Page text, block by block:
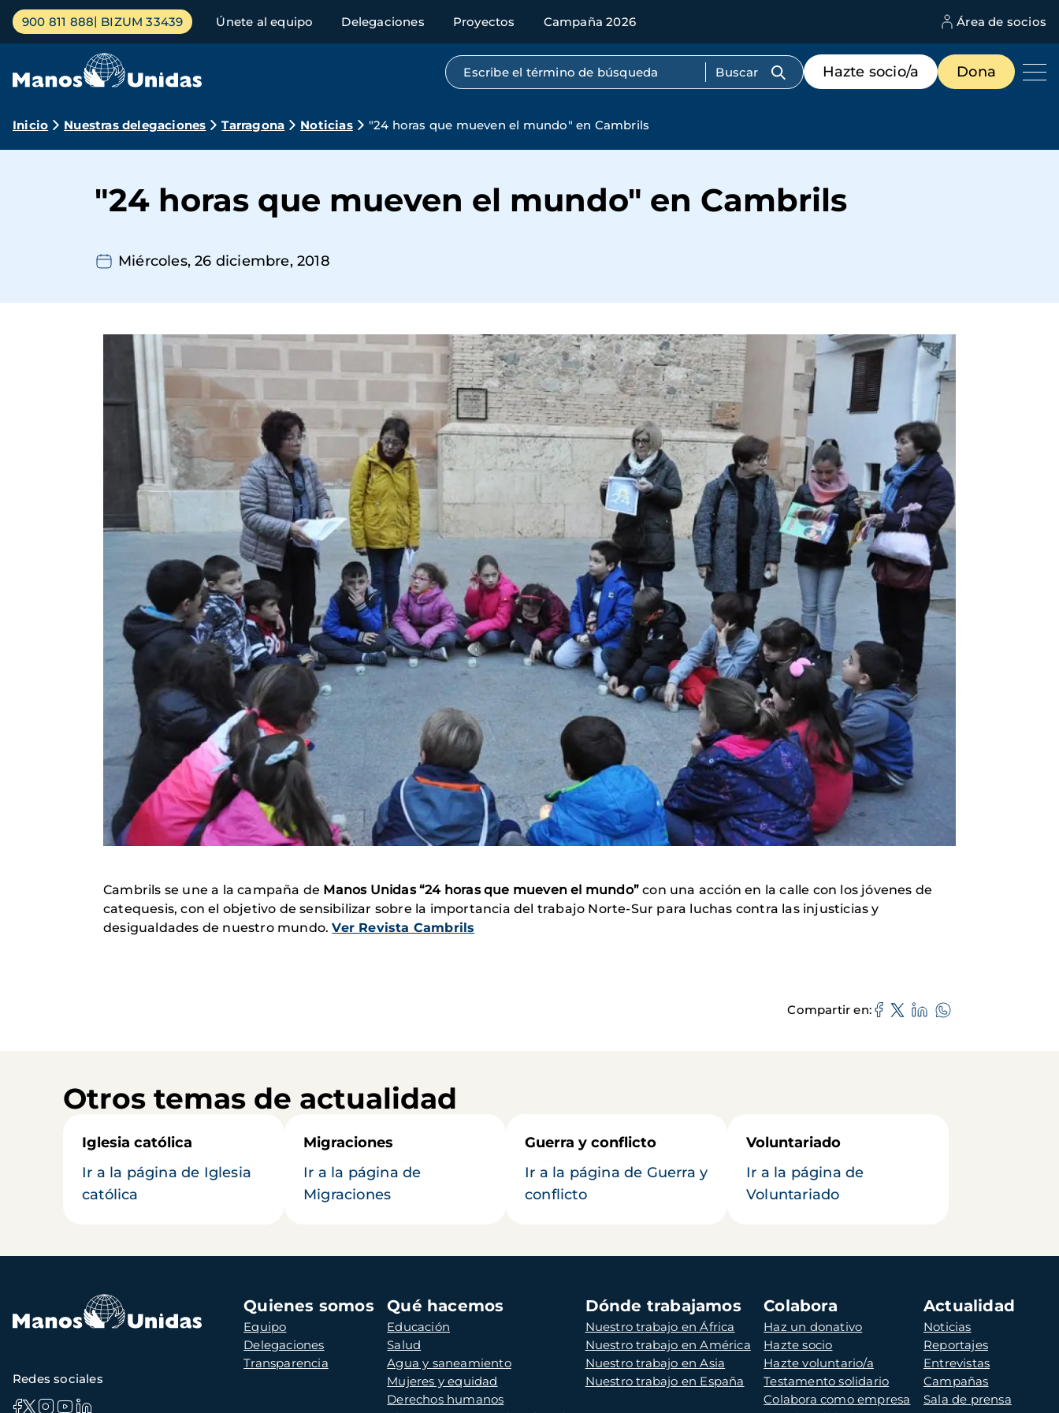
Pasar
contenido
Menú
principal
900 811 888 BIZUM 33439 Únete al equipo Delegaciones Proyectos Campaña 2026 Área de socios
Búsqueda por texto completo
Menú
de
destacados
Hazte socio/a Dona
Ruta
navegación
Inicio Nuestras delegaciones Tarragona Noticias "24 horas que mueven el mundo" en Cambrils
"24 horas que mueven el mundo" en Cambrils
Miércoles, 26 diciembre, 2018
Cambrils se une a la campaña de Manos Unidas “24 horas que mueven el mundo” con una acción en la calle con los jóvenes de
catequesis, con el objetivo de sensibilizar sobre la importancia del trabajo Norte-Sur para luchas contra las injusticias y
desigualdades de nuestro mundo.Ver Revista Cambrils
Compartir en
Otros temas de actualidad
Iglesia católica
Ir a la página de Iglesia
católica
Migraciones
Ir a la página de
Migraciones
Guerra y conflicto
Ir a la página de Guerra y
conflicto
Voluntariado
Ir a la página de
Voluntariado
Navegación
principal
Quienes somos
Equipo
Delegaciones
Transparencia
Qué hacemos
Educación
Salud
Agua y saneamiento
Mujeres y equidad
Derechos humanos
Dónde trabajamos
Nuestro trabajo en África
Nuestro trabajo en América
Nuestro trabajo en Asia
Nuestro trabajo en España
Colabora
Haz un donativo
Hazte socio
Hazte voluntario/a
Testamento solidario
Colabora como empresa
Actualidad
Noticias
Reportajes
Entrevistas
Campañas
Sala de prensa
Redes sociales